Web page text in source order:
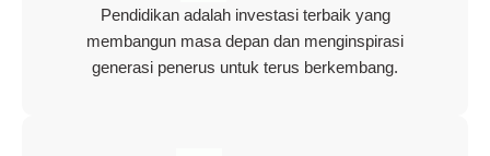
Pendidikan adalah investasi terbaik yang
membangun masa depan dan menginspirasi
generasi penerus untuk terus berkembang.